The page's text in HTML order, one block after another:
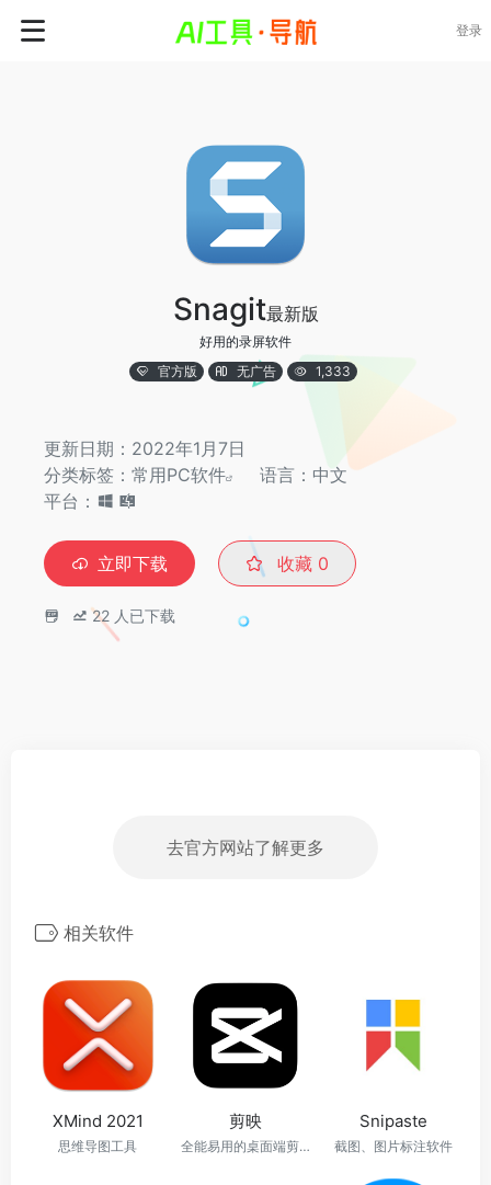
登录
Snagit最新版
好用的录屏软件
官方版
无广告 1,333
更新日期：2022年1月7日
分类标签： 常用PC软件
语言：中文
平台：
立即下载 收藏 0
22 人已下载
去官方网站了解更多
相关软件
XMind 2021
思维导图工具
剪映
全能易用的桌面端剪辑软件，让创作更简单
Snipaste
截图、图片标注软件